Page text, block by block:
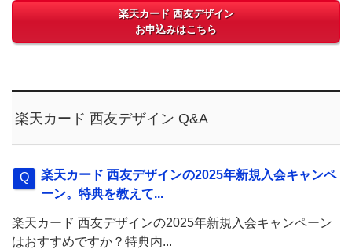
楽天カード 西友デザイン
お申込みはこちら
楽天カード 西友デザイン Q&A
楽天カード 西友デザインの2025年新規入会キャンペ
ーン。特典を教えて...
楽天カード 西友デザインの2025年新規入会キャンペーン
はおすすめですか？特典内...